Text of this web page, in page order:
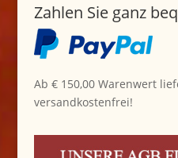
Zahlen Sie ganz
Ab € 150,00 Warenwert
versandkostenfrei!